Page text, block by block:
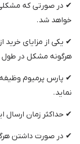
✔ در صورتی که مشکلی
خواهد شد.
✔ یکی از مزایای خرید از
هرگونه مشکل در طول
✔ پارس پرمیوم وظیفه
نماید.
✔ حداکثر زمان ارسال این اکانت از ۱ تا
✔ در صورت داشتن